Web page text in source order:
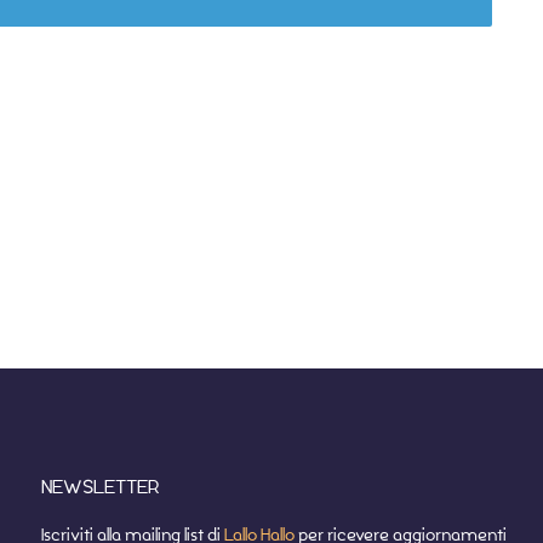
NEWSLETTER
Iscriviti alla mailing list di Lallo Halloper ricevere aggiornamenti